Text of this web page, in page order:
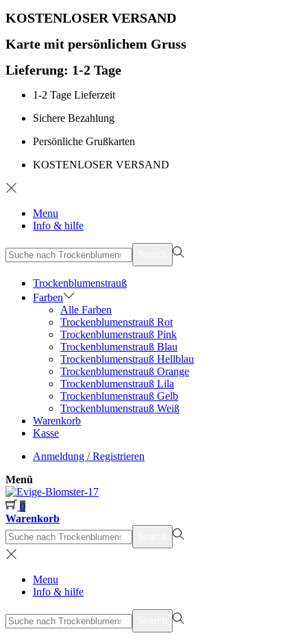
KOSTENLOSER VERSAND
Karte mit persönlichem Gruss
Lieferung: 1-2 Tage
1-2 Tage Lieferzeit
Sichere Bezahlung
Persönliche Grußkarten
KOSTENLOSER VERSAND
Menu
Info & hilfe
suchen
nach>
Trockenblumenstrauß
Farben
Alle Farben
Trockenblumenstrauß Rot
Trockenblumenstrauß Pink
Trockenblumenstrauß Blau
Trockenblumenstrauß Hellblau
Trockenblumenstrauß Orange
Trockenblumenstrauß Lila
Trockenblumenstrauß Gelb
Trockenblumenstrauß Weiß
Warenkorb
Kasse
Anmeldung / Registrieren
Menü
0
Warenkorb
suchen
nach>
Menu
Info & hilfe
suchen
nach>